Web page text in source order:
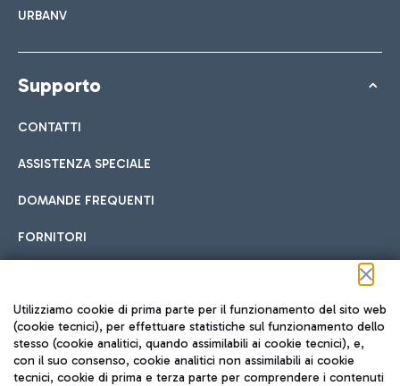
URBANV
Supporto
CONTATTI
ASSISTENZA SPECIALE
DOMANDE FREQUENTI
FORNITORI
Seguici sui social
Utilizziamo cookie di prima parte per il funzionamento del sito web
(cookie tecnici), per effettuare statistiche sul funzionamento dello
stesso (cookie analitici, quando assimilabili ai cookie tecnici), e,
con il suo consenso, cookie analitici non assimilabili ai cookie
tecnici, cookie di prima e terza parte per comprendere i contenuti